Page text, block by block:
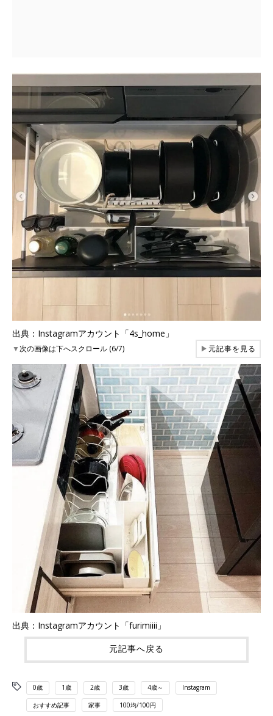
出典：Instagramアカウント「4s_home」
▼次の画像は下へスクロール (6/7) ▶元記事を見る
出典：Instagramアカウント「furimiiii」
元記事へ戻る
0歳 1歳 2歳 3歳 4歳～ Instagram
おすすめ記事 家事 100均/100円